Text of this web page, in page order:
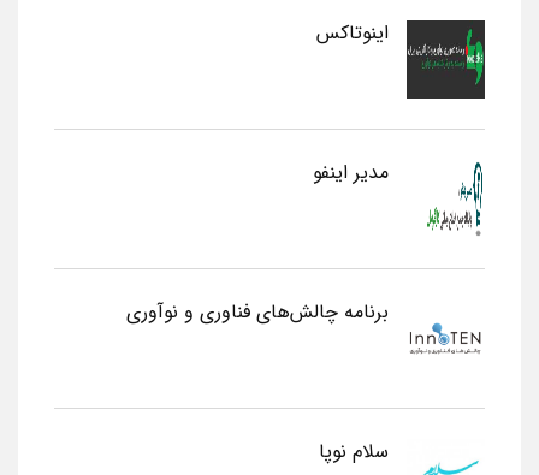
اینوتاکس
مدیر اینفو
برنامه چالش‌های فناوری و نوآوری
سلام نوپا